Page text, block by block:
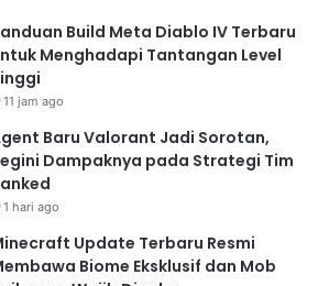
Build Meta Diablo IV Terbaru
Menghadapi Tantangan Level
11 jam ago
Baru Valorant Jadi Sorotan,
Dampaknya pada Strategi Tim
1 hari ago
Update Terbaru Resmi
Biome Eksklusif dan Mob